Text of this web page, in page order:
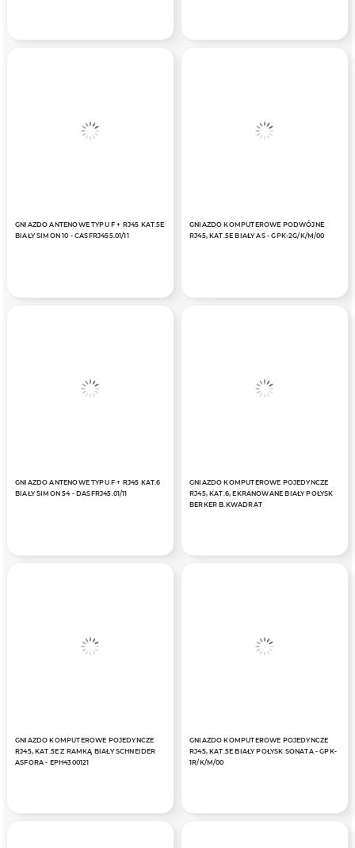
GNIAZDO ANTENOWE TYPU F + RJ45 KAT.5E
BIAŁY SIMON 10 - CASFRJ455.01/11
GNIAZDO KOMPUTEROWE PODWÓJNE
RJ45, KAT.5E BIAŁY AS - GPK-2G/K/M/00
GNIAZDO ANTENOWE TYPU F + RJ45 KAT.6
BIAŁY SIMON 54 - DASFRJ45.01/11
GNIAZDO KOMPUTEROWE POJEDYNCZE
RJ45, KAT.6, EKRANOWANE BIAŁY POŁYSK
BERKER B.KWADRAT
GNIAZDO KOMPUTEROWE POJEDYNCZE
RJ45, KAT.5E Z RAMKĄ BIAŁY SCHNEIDER
ASFORA - EPH4300121
GNIAZDO KOMPUTEROWE POJEDYNCZE
RJ45, KAT.5E BIAŁY POŁYSK SONATA - GPK-
1R/K/M/00